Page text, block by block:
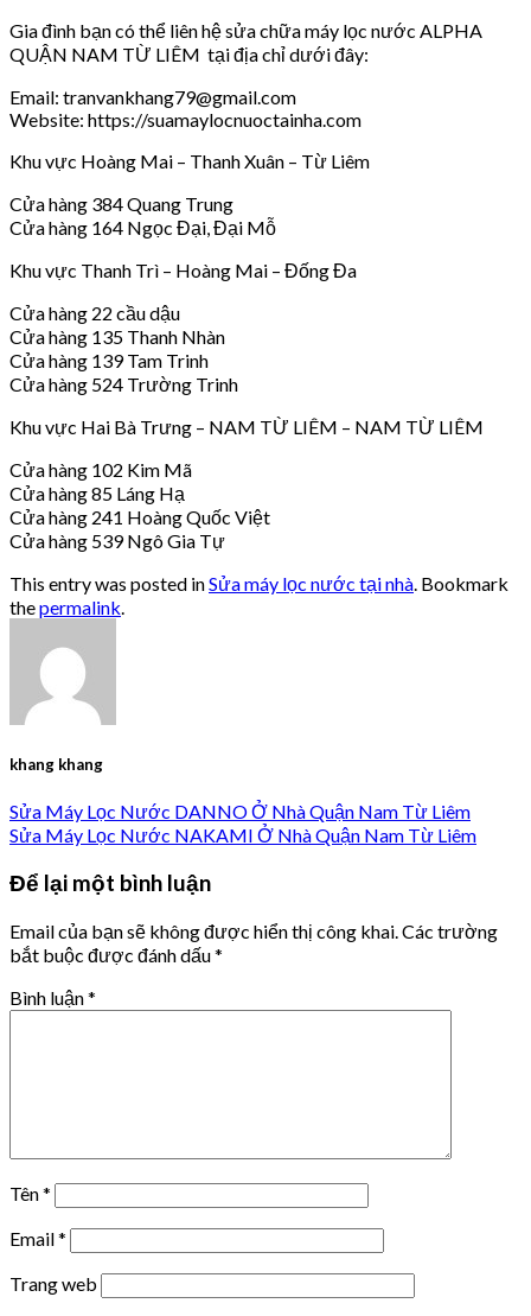
Gia đình bạn có thể liên hệ sửa chữa máy lọc nước ALPHA
QUẬN NAM TỪ LIÊM tại địa chỉ dưới đây:
Email: tranvankhang79@gmail.com
Website: https://suamaylocnuoctainha.com
Khu vực Hoàng Mai – Thanh Xuân – Từ Liêm
Cửa hàng 384 Quang Trung
Cửa hàng 164 Ngọc Đại, Đại Mỗ
Khu vực Thanh Trì – Hoàng Mai – Đống Đa
Cửa hàng 22 cầu dậu
Cửa hàng 135 Thanh Nhàn
Cửa hàng 139 Tam Trinh
Cửa hàng 524 Trường Trinh
Khu vực Hai Bà Trưng – NAM TỪ LIÊM – NAM TỪ LIÊM
Cửa hàng 102 Kim Mã
Cửa hàng 85 Láng Hạ
Cửa hàng 241 Hoàng Quốc Việt
Cửa hàng 539 Ngô Gia Tự
This entry was posted inSửa máy lọc nước tại nhà . Bookmark
thepermalink
khang khang
Sửa Máy Lọc Nước DANNO Ở Nhà Quận Nam Từ Liêm
Sửa Máy Lọc Nước NAKAMI Ở Nhà Quận Nam Từ Liêm
Để lại một bình luận
Email của bạn sẽ không được hiển thị công khai. Các trường
bắt buộc được đánh dấu*
Bình luận*
Tên*
Email*
Trang web